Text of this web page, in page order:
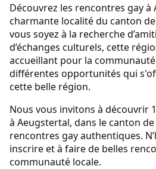
Découvrez les rencontres gay à
charmante localité du canton
vous soyez à la recherche
d’échanges culturels, cette
accueillant pour la communauté
différentes opportunités qui
cette belle région.
Nous vous invitons à découvrir
à Aeugstertal, dans le canton
rencontres gay authentiques.
inscrire et à faire de belles
communauté locale.